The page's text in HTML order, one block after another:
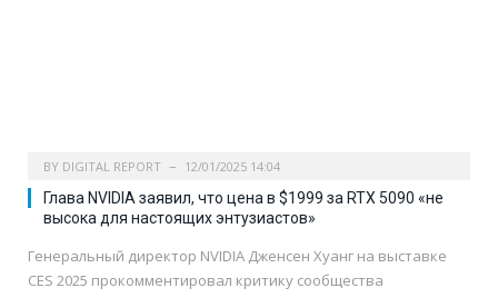
BY DIGITAL REPORT 12/01/2025 14:04
Глава NVIDIA заявил, что цена в $1999 за RTX 5090 «не
высока для настоящих энтузиастов»
Генеральный директор NVIDIA Дженсен Хуанг на выставке
CES 2025 прокомментировал критику сообщества